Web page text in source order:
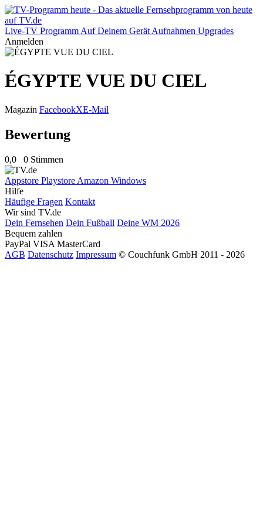
Live-TV Programm Auf Deinem Gerät Aufnahmen Upgrades
Anmelden
ÉGYPTE VUE DU CIEL
Magazin FacebookXE-Mail
Bewertung
0,0 0 Stimmen
Appstore Playstore Amazon Windows
Hilfe
Häufige Fragen Kontakt
Wir sind TV.de
Dein Fernsehen Dein Fußball Deine WM 2026
Bequem zahlen
PayPal VISA MasterCard
AGB Datenschutz Impressum © Couchfunk GmbH 2011 - 2026